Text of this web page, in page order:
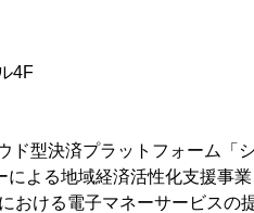
4F
型決済プラットフォーム「
よる地域経済活性化支援事業
おける電子マネーサービスの